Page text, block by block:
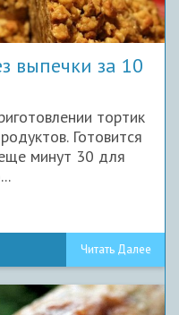
выпечки за 10
тортик
Готовится
минут 30 для
Читать Далее